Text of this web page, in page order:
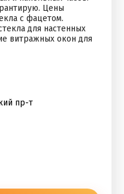
Цены
с фацетом.
для настенных
витражных окон для
пр-т